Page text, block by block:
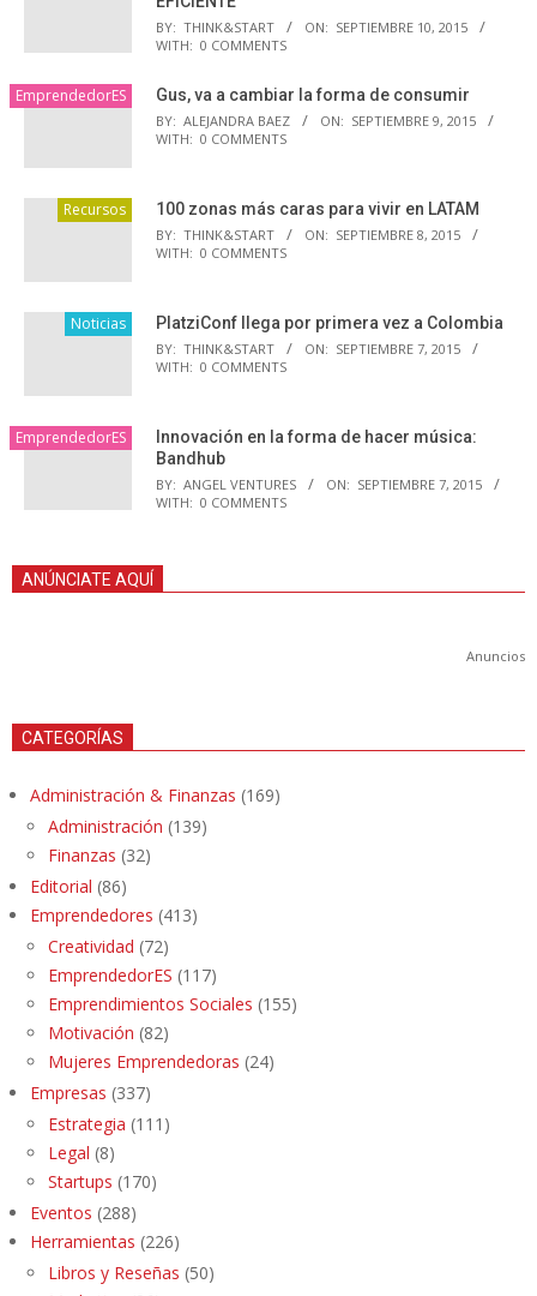
BY: THINK&START ON: SEPTIEMBRE 10, 2015
WITH: 0 COMMENTS
EmprendedorES Gus, va a cambiar la forma de consumir
BY: ALEJANDRA BAEZ ON: SEPTIEMBRE 9, 2015
WITH: 0 COMMENTS
Recursos 100 zonas más caras para vivir en LATAM
BY: THINK&START ON: SEPTIEMBRE 8, 2015
WITH: 0 COMMENTS
Noticias PlatziConf llega por primera vez a Colombia
BY: THINK&START ON: SEPTIEMBRE 7, 2015
WITH: 0 COMMENTS
EmprendedorES
Innovación en la forma de hacer música:
Bandhub
BY: ANGEL VENTURES ON: SEPTIEMBRE 7, 2015
WITH: 0 COMMENTS
ANÚNCIATE AQUÍ
Anuncios
CATEGORÍAS
Administración & Finanzas (169)
Administración (139)
Finanzas (32)
Editorial (86)
Emprendedores (413)
Creatividad (72)
EmprendedorES (117)
Emprendimientos Sociales (155)
Motivación (82)
Mujeres Emprendedoras (24)
Empresas (337)
Estrategia (111)
Legal (8)
Startups (170)
Eventos (288)
Herramientas (226)
Libros y Reseñas (50)